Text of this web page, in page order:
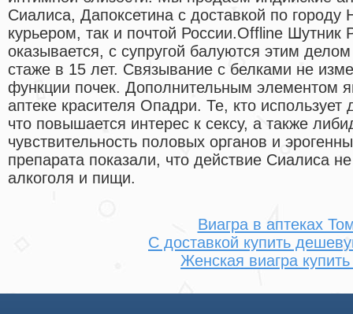
Сиалиса, Дапоксетина с доставкой по городу
курьером, так и почтой России.Offline Шутник
оказывается, с супругой балуются этим
стаже в 15 лет. Связывание с белками не
функции почек. Дополнительным элементом
аптеке красителя Опадри. Те, кто использует
что повышается интерес к сексу, а также
чувствительность половых органов и
препарата показали, что действие Сиалиса
алкоголя и пищи.
Виагра в аптеках
С доставкой купить
Женская виагра купить